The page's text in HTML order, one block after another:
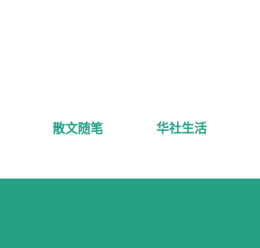
散文随笔 华社生活